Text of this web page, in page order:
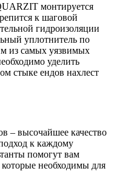
монтируется
к шаговой
гидроизоляции
уплотнитель по
из самых уязвимых
уделить
стыке ендов нахлест
– высочайшее качество
к каждому
помогут вам
необходимы для